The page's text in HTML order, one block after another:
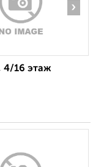
›
4/16 этаж